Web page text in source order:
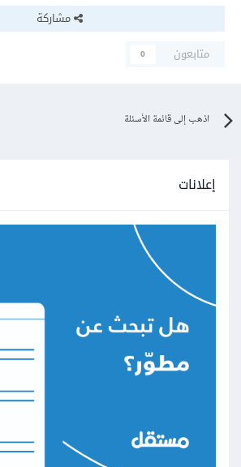
مشاركة
متابعون
0
اذهب إلى قائمة الأسئلة
إعلانات